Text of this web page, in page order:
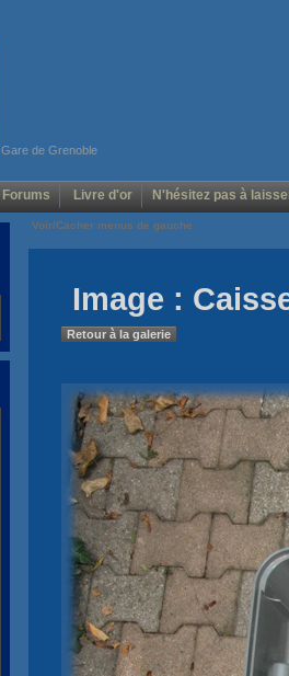
Gare de Grenoble
Forums Livre d'or N'hésitez pas à
Voir/Cacher menus de gauche
Image :
Retour à la galerie